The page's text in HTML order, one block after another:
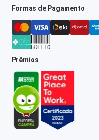
Formas de Pagamento
Prêmios